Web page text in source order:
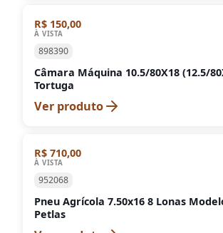
R$ 150,00
À VISTA
898390
Câmara Máquina 10.5/80X18 (12.5/
Tortuga
Ver produto
R$ 710,00
À VISTA
952068
Pneu Agrícola 7.50x16 8 Lonas
Petlas